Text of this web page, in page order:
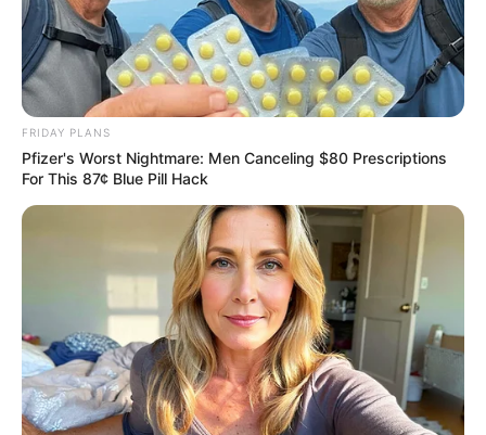
BRAINBERRIES
Shocking Turn Of Event: Actors Who Pursued
Controversial Careers
BRAINBERRIES
FRIDAY PLANS
Pfizer's Worst Nightmare: Men Canceling $80 Prescriptions
For This 87¢ Blue Pill Hack